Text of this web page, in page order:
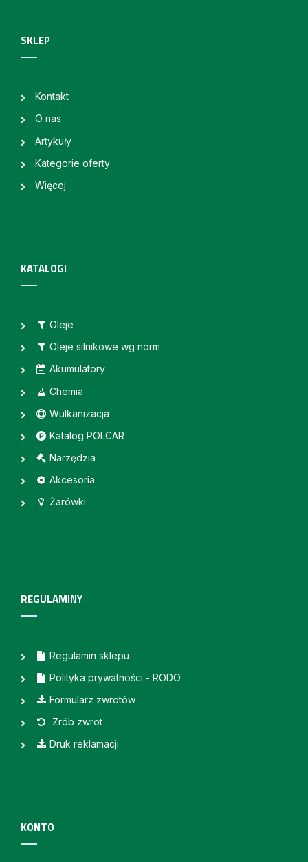
SKLEP
Kontakt
O nas
Artykuły
Kategorie oferty
Więcej
KATALOGI
Oleje
Oleje silnikowe wg norm
Akumulatory
Chemia
Wulkanizacja
Katalog POLCAR
Narzędzia
Akcesoria
Żarówki
REGULAMINY
Regulamin sklepu
Polityka prywatności - RODO
Formularz zwrotów
Zrób zwrot
Druk reklamacji
KONTO